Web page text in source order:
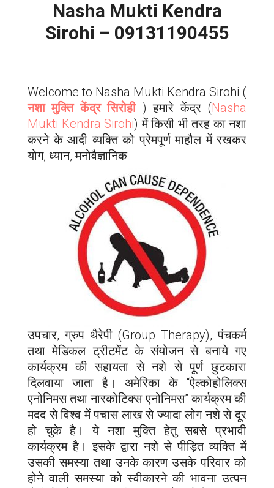
Nasha Mukti Kendra
Sirohi – 09131190455
Welcome to Nasha Mukti Kendra Sirohi (
नशा मुक्ति केंद्र सिरोही ) हमारे केंद्र (Nasha
Mukti Kendra Sirohi) में किसी भी तरह का नशा
करने के आदी व्यक्ति को प्रेमपूर्ण माहौल में रखकर
योग, ध्यान, मनोवैज्ञानिक
उपचार, ग्रुप थैरेपी (Group Therapy), पंचकर्म
तथा मेडिकल ट्रीटमेंट के संयोजन से बनाये गए
कार्यक्रम की सहायता से नशे से पूर्ण छुटकारा
दिलवाया जाता है। अमेरिका के “ऐल्कोहोलिक्स
एनोनिमस तथा नारकोटिक्स एनोनिमस” कार्यक्रम की
मदद से विश्व में पचास लाख से ज्यादा लोग नशे से दूर
हो चुके है। ये नशा मुक्ति हेतु सबसे प्रभावी
कार्यक्रम है। इसके द्वारा नशे से पीड़ित व्यक्ति में
उसकी समस्या तथा उनके कारण उसके परिवार को
होने वाली समस्या को स्वीकारने की भावना उत्पन